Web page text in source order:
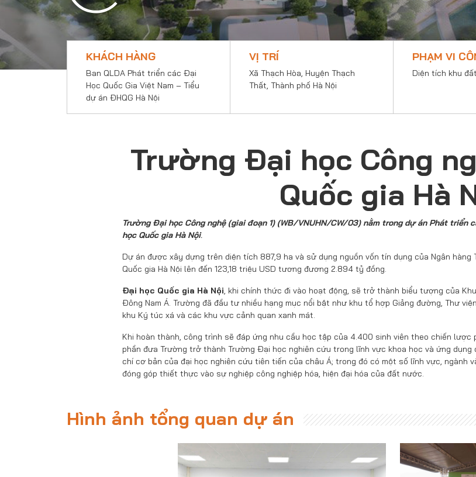
KHÁCH HÀNG
Ban QLDA Phát triển các Đại
Học Quốc Gia Việt Nam – Tiểu
dự án ĐHQG Hà Nội
VỊ TRÍ
Xã Thạch Hòa, Huyện Thạch
Thất, Thành phố Hà Nội
PHẠM VI
Diện tích khu
Trường Đại học Công
Quốc gia Hà
Trường Đại học Công nghệ (giai đoạn 1) (WB/VNUHN/CW/03) nằm trong dự án Phát triển
học Quốc gia Hà Nội.
Dự án được xây dựng trên diện tích 887,9 ha và sử dụng nguồn vốn tín dụng của Ngân
Quốc gia Hà Nội lên đến 123,18 triệu USD tương đương 2.894 tỷ đồng.
Đại học Quốc gia Hà Nội, khi chính thức đi vào hoạt động, sẽ trở thành biểu tượng của
Đông Nam Á. Trường đã đầu tư nhiều hạng mục nổi bật như khu tổ hợp Giảng đường, Thư
khu Ký túc xá và các khu vực cảnh quan xanh mát.
Khi hoàn thành, công trình sẽ đáp ứng nhu cầu học tập của 4.400 sinh viên theo chiến
phần đưa Trường trở thành Trường Đại học nghiên cứu trong lĩnh vực khoa học và ứng
chí cơ bản của đại học nghiên cứu tiên tiến của châu Á; trong đó có một số lĩnh vực, ngành
đóng góp thiết thực vào sự nghiệp công nghiệp hóa, hiện đại hóa của đất nước.
Hình ảnh tổng quan dự án